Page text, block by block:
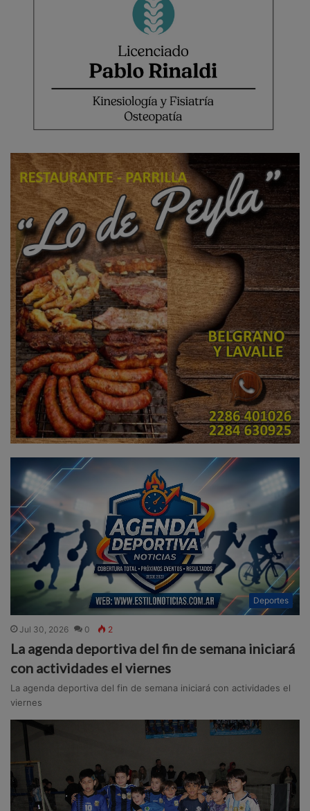
Deportes
Jul 30, 2026 0 2
La agenda deportiva del fin de semana iniciará
con actividades el viernes
La agenda deportiva del fin de semana iniciará con actividades el
viernes